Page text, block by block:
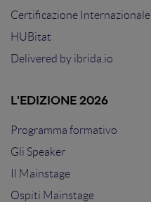
Certificazione Internazionale
HUBitat
Delivered by ibrida.io
L'EDIZIONE 2026
Programma formativo
Gli Speaker
Il Mainstage
Ospiti Mainstage